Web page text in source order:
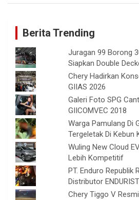
Berita Trending
Juragan 99 Borong
Siapkan Double
Chery Hadirkan
GIIAS 2026
Galeri Foto SPG
GIICOMVEC 2018
Warga Pamulang Di
Tergeletak Di Kebun
Wuling New Cloud
Lebih Kompetitif
PT. Enduro Republik
Distributor
Chery Tiggo V